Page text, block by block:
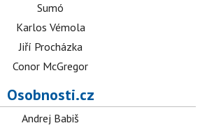
Sumó
Karlos Vémola
Jiří Procházka
Conor McGregor
Osobnosti.cz
Andrej Babiš